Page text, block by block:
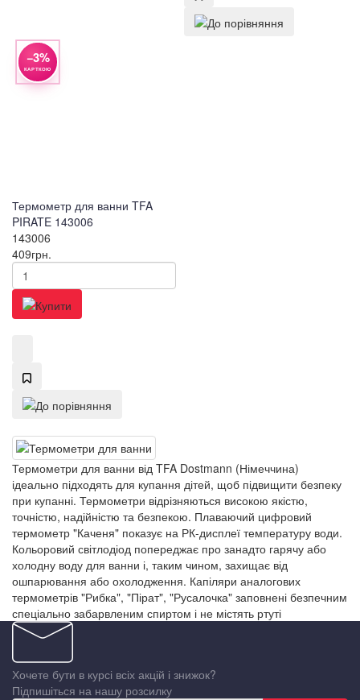
−3%
КАРТКОЮ
Термометр для ванни TFA
PIRATE 143006
143006
409грн.
Термометри для ванни від TFA Dostmann (Німеччина)
ідеально підходять для купання дітей, щоб підвищити безпеку
при купанні. Термометри відрізняються високою якістю,
точністю, надійністю та безпекою. Плаваючий цифровий
термометр "Каченя" показує на РК-дисплеї температуру води.
Кольоровий світлодіод попереджає про занадто гарячу або
холодну воду для ванни і, таким чином, захищає від
ошпарювання або охолодження. Капіляри аналогових
термометрів "Рибка", "Пірат", "Русалочка" заповнені безпечним
спеціально забарвленим спиртом і не містять ртуті
Хочете бути в курсі всіх акцій і знижок?
Підпишіться на нашу розсилку